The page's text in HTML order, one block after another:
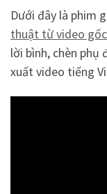
Dưới đây là phim
thuật từ video
lời bình, chèn phụ
xuất video tiếng